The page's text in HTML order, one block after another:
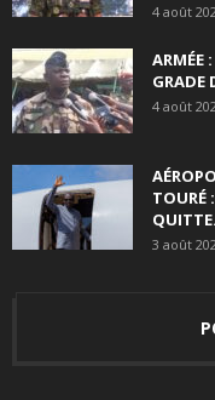
4 août
ARMÉE
GRADE
4 août
TOURÉ
3 août